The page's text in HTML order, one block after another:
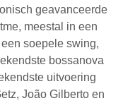
geavanceerde
meestal in een
soepele swing,
bossanova
uitvoering
João Gilberto en